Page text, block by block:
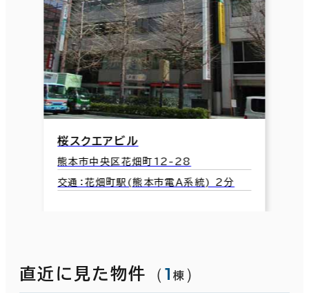
桜スクエアビル
熊本市中央区花畑町12-28
交通：花畑町駅(熊本市電Ａ系統) 2分
直近に見た物件 （1 棟 ）